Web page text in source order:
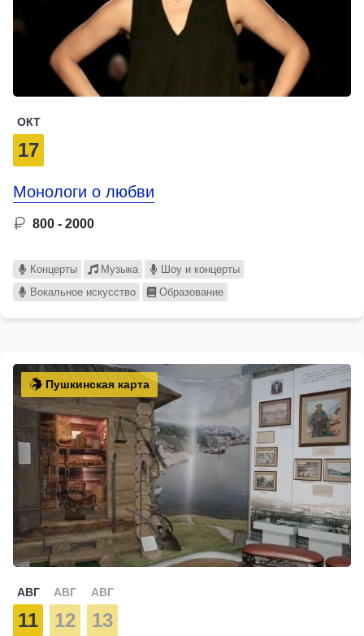
ОКТ
17
Монологи о любви
800 - 2000
Концерты Музыка
Шоу и концерты
Вокальное искусство
Образование
Пушкинская карта
АВГ
11
АВГ
12
АВГ
13